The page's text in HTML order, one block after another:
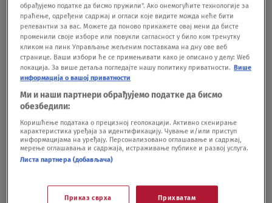
Predivna, ali opasna destinacija u Turskoj
gde turisti često precene svoje
mogućnosti
PUTOVANJA17.08.24.
banja smestila se u klisuri reke Veliki
Rzav, sklonjena je od puteva i još uvek je
čista, nedirnuta, malo poznata
komšiluku
обрађујемо податке да бисмо пружили". Ако онемогућите технологије за
праћење, одређени садржај и огласи које видите можда неће бити
релевантни за вас. Можете да поново прикажете овај мени да бисте
променили своје изборе или повукли сагласност у било ком тренутку
кликом на линк Управљање жељеним поставкама на дну ове веб
странице. Ваши избори ће се примењивати како је описано у делу: Wеб
локација. За више детаља погледајте нашу политику приватности. Више
информација о вашој приватности
Ми и наши партнери обрађујемо податке да бисмо
обезбедили:
Коришћење података о прецизној геолокацији. Активно скенирање
карактеристика уређаја за идентификацију. Чување и/или приступ
информацијама на уређају. Персонализовано оглашавање и садржај,
мерење оглашавања и садржаја, истраживање публике и развој услуга.
Листа партнера (добављача)
Приказ сврха Прихватам